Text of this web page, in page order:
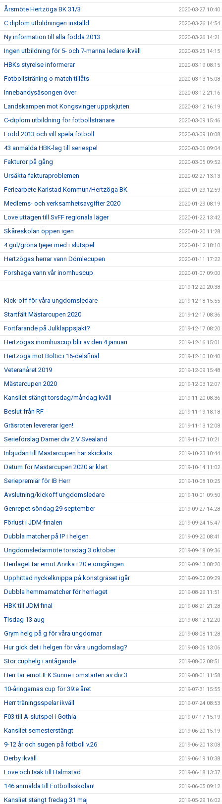
Årsmöte Hertzöga BK 31/3 2020-03-27 10:40
C diplom utbildningen inställd 2020-03-26 14:54
Ny information till alla födda 2013 2020-03-26 14:21
Ingen utbildning för 5- och 7-manna ledare ikväll 2020-03-25 14:15
HBKs styrelse informerar 2020-03-19 08:15
Fotbollsträning o match tillåts 2020-03-13 15:08
Innebandysäsongen över 2020-03-12 21:16
Landskampen mot Kongsvinger uppskjuten 2020-03-12 16:19
C-diplom utbildning för fotbollstränare 2020-03-09 15:46
Född 2013 och vill spela fotboll 2020-03-09 10:08
43 anmälda HBK-lag till seriespel 2020-03-06 09:04
Fakturor på gång 2020-03-05 09:52
Ursäkta fakturaproblemen 2020-02-27 13:13
Feriearbete Karlstad Kommun/Hertzöga BK 2020-01-29 12:59
Medlems- och verksamhetsavgifter 2020 2020-01-29 08:19
Love uttagen till SvFF regionala läger 2020-01-22 13:42
Skåreskolan öppen igen 2020-01-20 11:28
4 gul/gröna tjejer med i slutspel 2020-01-12 18:10
Hertzögas herrar vann Dömlecupen 2020-01-11 17:22
Forshaga vann vår inomhuscup 2020-01-07 09:00
2019-12-20 20:38
Kick-off för våra ungdomsledare 2019-12-18 15:55
Startfält Mästarcupen 2020 2019-12-17 08:36
Fortfarande på Julklappsjakt? 2019-12-17 08:20
Hertzögas inomhuscup blir av den 4 januari 2019-12-16 15:01
Hertzöga mot Boltic i 16-delsfinal 2019-12-10 10:40
Veteranåret 2019 2019-12-09 15:48
Mästarcupen 2020 2019-12-03 12:07
Kansliet stängt torsdag/måndag kväll 2019-11-20 08:36
Beslut från RF 2019-11-19 18:18
Gräsroten levererar igen! 2019-11-13 12:08
Serieförslag Damer div 2 V Svealand 2019-11-07 10:21
Inbjudan till Mästarcupen har skickats 2019-10-23 10:44
Datum för Mästarcupen 2020 är klart 2019-10-14 11:02
Seriepremiär för IB Herr 2019-10-08 10:25
Avslutning/kickoff ungdomsledare 2019-10-01 09:50
Genrepet söndag 29 september 2019-09-27 14:28
Förlust i JDM-finalen 2019-09-24 15:47
Dubbla matcher på IP i helgen 2019-09-20 08:41
Ungdomsledarmöte torsdag 3 oktober 2019-09-18 09:36
Herrlaget tar emot Arvika i 20:e omgången 2019-09-13 08:20
Upphittad nyckelknippa på konstgräset igår 2019-09-02 09:29
Dubbla hemmamatcher för herrlaget 2019-08-29 11:51
HBK till JDM final 2019-08-21 21:28
Tisdag 13 aug 2019-08-12 12:20
Grym helg på g för våra ungdomar 2019-08-08 11:28
Hur gick det i helgen för våra ungdomslag? 2019-08-06 13:06
Stor cuphelg i antågande 2019-08-02 08:51
Herr tar emot IFK Sunne i omstarten av div 3 2019-08-01 11:58
10-åringarnas cup för 39:e året 2019-07-31 15:55
Herr träningsspelar ikväll 2019-07-24 08:53
F03 till A-slutspel i Gothia 2019-07-17 15:19
Kansliet semesterstängt 2019-06-20 15:19
9-12 år och sugen på fotboll v.26 2019-06-20 13:08
Derby ikväll 2019-06-19 10:38
Love och Isak till Halmstad 2019-06-18 13:37
146 anmälda till Fotbollsskolan! 2019-06-05 09:12
Kansliet stängt fredag 31 maj 2019-05-29 16:02